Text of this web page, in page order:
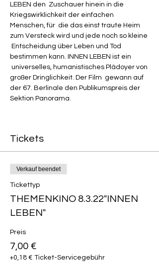
LEBEN den  Zuschauer hinein in die
Kriegswirklichkeit der einfachen
Menschen, für  die das einst traute Heim
zum Versteck wird und jede noch so kleine
Entscheidung über Leben und Tod
bestimmen kann. INNEN LEBEN ist ein
universelles, humanistisches Plädoyer von
großer Dringlichkeit. Der Film  gewann auf
der 67. Berlinale den Publikumspreis der
Sektion Panorama.
Tickets
Verkauf beendet
Tickettyp
THEMENKINO 8.3.22"INNEN
LEBEN"
Preis
7,00 €
+0,18 € Ticket-Servicegebühr